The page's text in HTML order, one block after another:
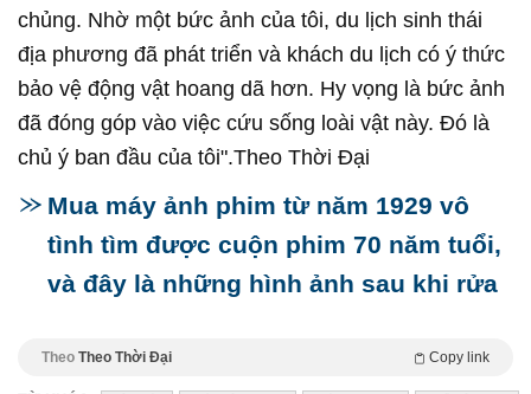
chủng. Nhờ một bức ảnh của tôi, du lịch sinh thái
địa phương đã phát triển và khách du lịch có ý thức
bảo vệ động vật hoang dã hơn. Hy vọng là bức ảnh
đã đóng góp vào việc cứu sống loài vật này. Đó là
chủ ý ban đầu của tôi".Theo Thời Đại
Mua máy ảnh phim từ năm 1929 vô
tình tìm được cuộn phim 70 năm tuổi,
và đây là những hình ảnh sau khi rửa
Theo Theo Thời Đại Copy link